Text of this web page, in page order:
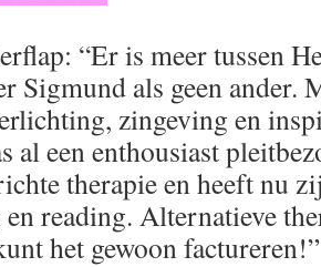
“Er is meer tussen
Sigmund als geen ander.
zingeving en
al een enthousiast
therapie en heeft nu
reading. Alternatieve
het gewoon factureren!”